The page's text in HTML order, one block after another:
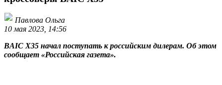
Павлова Ольга
10 мая 2023, 14:56
BAIC X35 начал поступать к российским дилерам. Об этом
сообщает «Российская газета».